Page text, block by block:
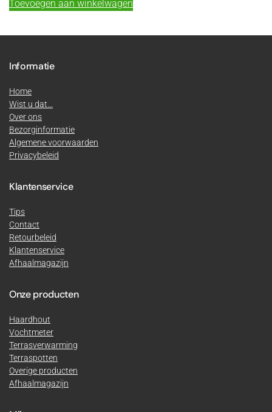
Toevoegen aan winkelwagen
Informatie
Home
Wist u dat...
Over ons
Bezorginformatie
Algemene voorwaarden
Privacybeleid
Klantenservice
Tips
Contact
Retourbeleid
Klantenservice
Afhaalmagazijn
Onze producten
Haardhout
Vochtmeter
Terrasverwarming
Terraspotten
Overige producten
Afhaalmagazijn